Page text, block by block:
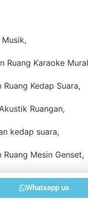
Ruang Karaoke
Kedap Suara,
Ruangan,
kedap suara,
Mesin Genset,
Spesialis
Whatsapp us